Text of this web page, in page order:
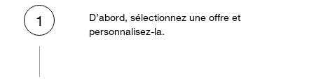
1
D’abord, sélectionnez une offre et
personnalisez-la.